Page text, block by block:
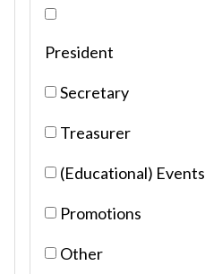
President
Secretary
Treasurer
(Educational) Events
Promotions
Other